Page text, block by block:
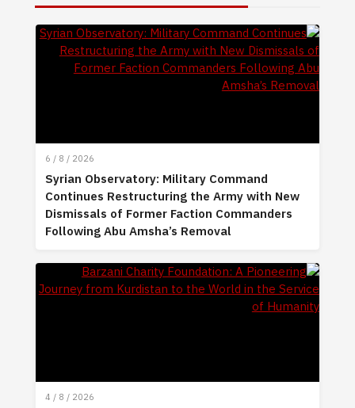
6 / 8 / 2026
Syrian Observatory: Military Command
Continues Restructuring the Army with New
Dismissals of Former Faction Commanders
Following Abu Amsha’s Removal
4 / 8 / 2026